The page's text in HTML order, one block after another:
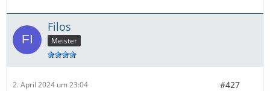
Filos
Meister
2. April 2024 um 23:04 #427